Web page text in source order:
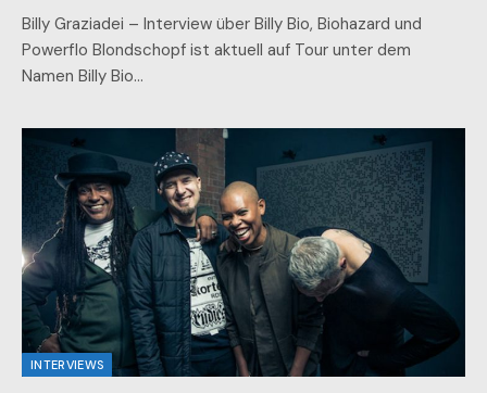
Billy Graziadei – Interview über Billy Bio, Biohazard und
Powerflo Blondschopf ist aktuell auf Tour unter dem
Namen Billy Bio…
INTERVIEWS